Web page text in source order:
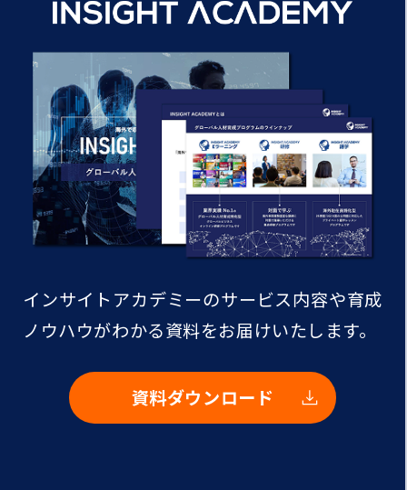
インサイトアカデミーのサービス内容や育成
ノウハウがわかる資料をお届けいたします。
資料ダウンロード